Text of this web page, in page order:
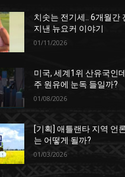
치솟는 전기세.. 6개월간
지낸 뉴요커 이야기
01/11/2026
미국, 세계1위 산유국인
주 원유에 눈독 들일까?
01/08/2026
[기획] 애틀랜타 지역 언
는 어떻게 될까?
01/03/2026